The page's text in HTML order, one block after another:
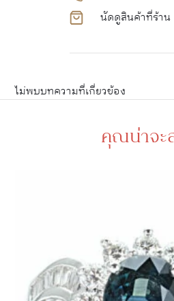
นัดดูสินค้าที่ร้าน
ไม่พบบทความที่เกี่ยวข้อง
คุณน่าจะ